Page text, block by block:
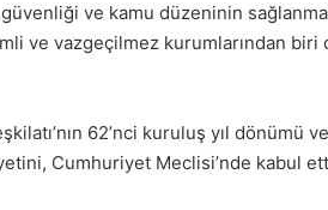
ve kamu düzeninin
ve vazgeçilmez kurumlarından biri
62’nci kuruluş yıl dönümü
Cumhuriyet Meclisi’nde kabul